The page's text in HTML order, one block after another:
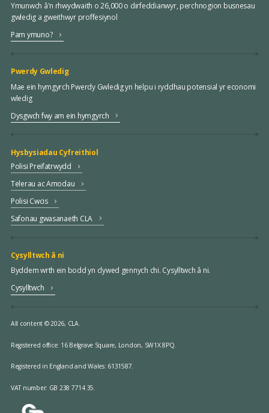
Ymunwch â'n rhwydwaith o 26,000 o dirfeddianwyr, perchnogion busnesau
gwledig a gweithwyr proffesiynol
Pam ymuno?
Pwerdy Gwledig
Mae ein hymgyrch Pwerdy Gwledig yn helpu i ryddhau potensial yr economi
wledig
Dysgwch fwy am ein hymgyrch
Hysbysiadau Cyfreithiol
Polisi Preifatrwydd
Telerau ac Amodau
Polisi Cwcis
Safonau gwasanaeth CLA
Cysylltwch â ni
Byddem wrth ein bodd yn clywed gennych chi. Cysylltwch â ni.
Cysylltwch
All content © 2026, CLA.
Registered office: 16 Belgrave Square, London, SW1X 8PQ.
Registered in England and Wales: 6131587.
VAT number: GB 238 7714 35.